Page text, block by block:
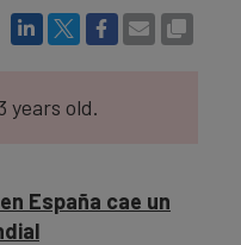
years old.
España cae un